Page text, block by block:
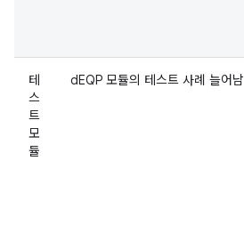
테
스
트
모
듈
dEQP 모듈의 테스트 사례 늘어남